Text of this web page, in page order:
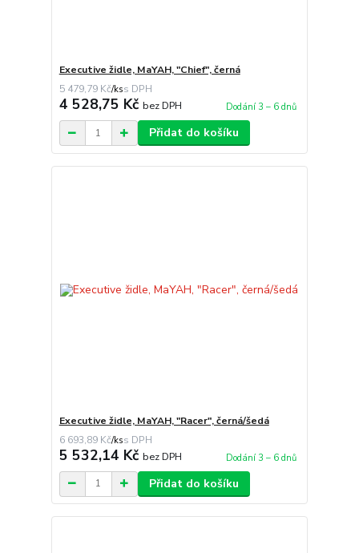
Executive židle, MaYAH, "Chief", černá
5 479,79 Kč/ks
4 528,75 Kč bez DPH Dodání 3 – 6 dnů
Přidat do košíku
Executive židle, MaYAH, "Racer", černá/šedá
6 693,89 Kč/ks
5 532,14 Kč bez DPH Dodání 3 – 6 dnů
Přidat do košíku